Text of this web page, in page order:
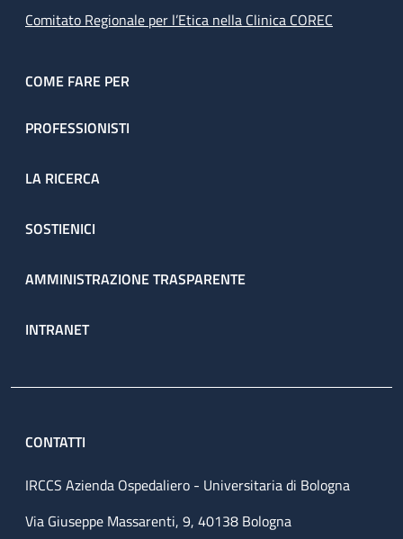
Comitato Regionale per l’Etica nella Clinica COREC
COME FARE PER
PROFESSIONISTI
LA RICERCA
SOSTIENICI
AMMINISTRAZIONE TRASPARENTE
INTRANET
CONTATTI
IRCCS Azienda Ospedaliero - Universitaria di Bologna
Via Giuseppe Massarenti, 9, 40138 Bologna